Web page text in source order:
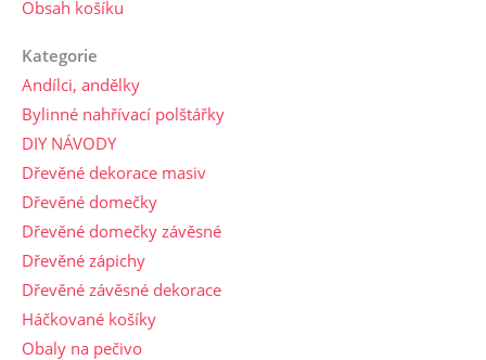
Obsah košíku
Kategorie
Andílci, andělky
Bylinné nahřívací polštářky
DIY NÁVODY
Dřevěné dekorace masiv
Dřevěné domečky
Dřevěné domečky závěsné
Dřevěné zápichy
Dřevěné závěsné dekorace
Háčkované košíky
Obaly na pečivo